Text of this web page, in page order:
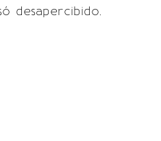
desapercibido.